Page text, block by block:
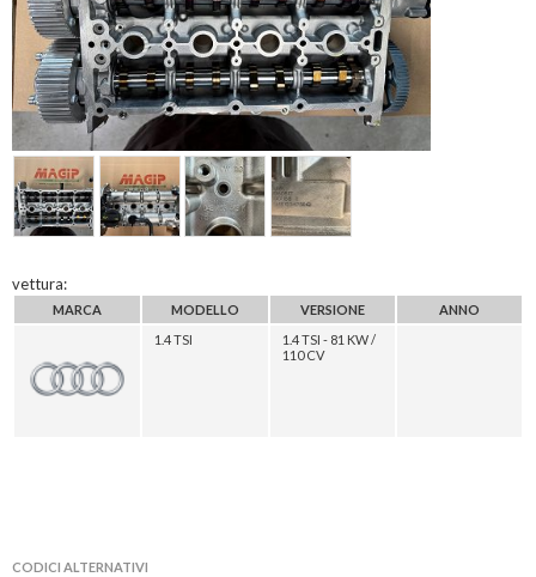
vettura:
MARCA MODELLO VERSIONE
ANNO
1.4 TSI
1.4 TSI - 81 KW /
110 CV
CODICI ALTERNATIVI